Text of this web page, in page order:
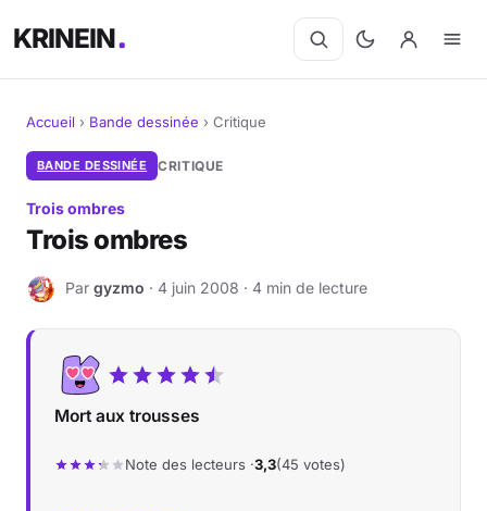
KRINEIN
Cinéma
Séries
Livres
Jeux vidéo
Accueil › Bande dessinée › Critique
BANDE DESSINÉE CRITIQUE
Trois ombres
Trois ombres
G Par gyzmo · 4 juin 2008 · 4 min de lecture
Mort aux trousses
Note des lecteurs ·3,3(45 votes)